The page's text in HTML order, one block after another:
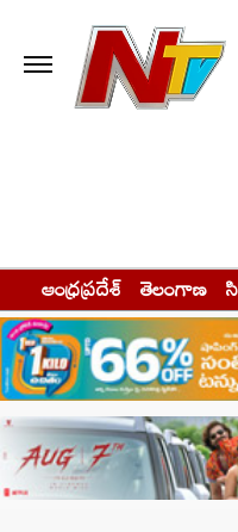
ఆంధ్రప్రదేశ్ తెలంగాణ